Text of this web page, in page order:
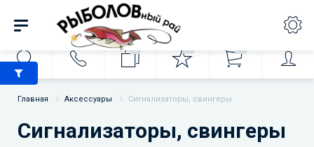
Главная Аксессуары Сигнализаторы, свингеры
Сигнализаторы, свингеры